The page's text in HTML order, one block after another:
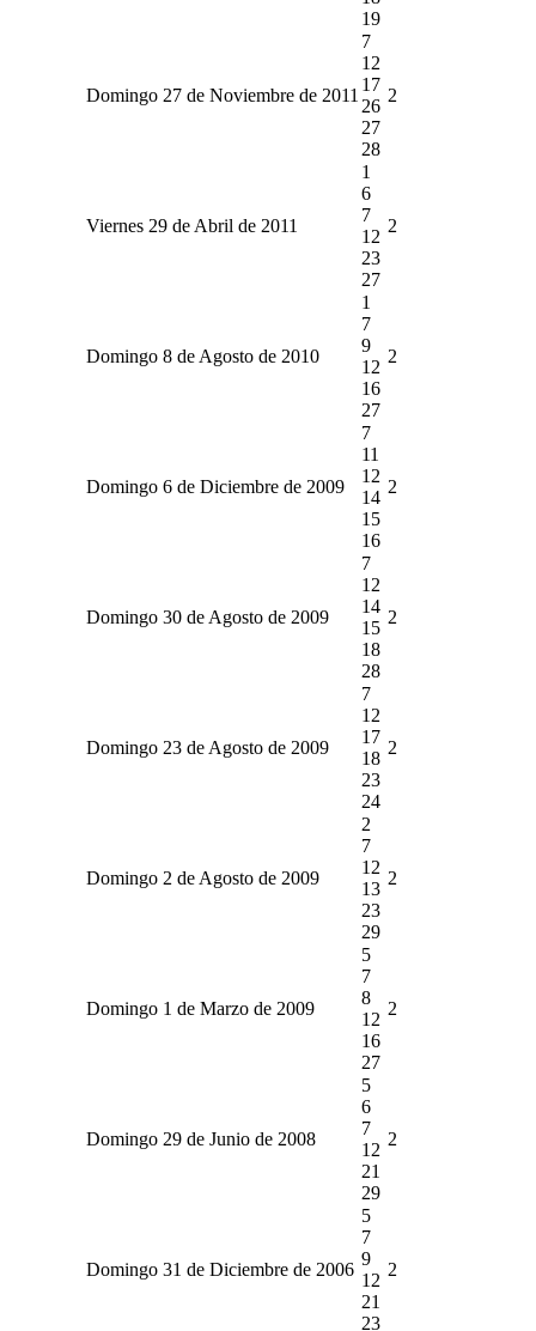
19
Domingo 27 de Noviembre de 2011
7
12
17
26
27
28
2
Viernes 29 de Abril de 2011
1
6
7
12
23
27
2
Domingo 8 de Agosto de 2010
1
7
9
12
16
27
2
Domingo 6 de Diciembre de 2009
7
11
12
14
15
16
2
Domingo 30 de Agosto de 2009
7
12
14
15
18
28
2
Domingo 23 de Agosto de 2009
7
12
17
18
23
24
2
Domingo 2 de Agosto de 2009
2
7
12
13
23
29
2
Domingo 1 de Marzo de 2009
5
7
8
12
16
27
2
Domingo 29 de Junio de 2008
5
6
7
12
21
29
2
Domingo 31 de Diciembre de 2006
5
7
9
12
21
23
2